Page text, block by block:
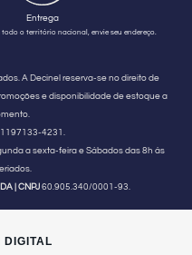
Entrega
todo o território nacional, envie seu endereço.
A Decinel reserva-se no direito de
e disponibilidade de estoque a
4231.
a sexta-feira e Sábados das 8h às
| CNPJ60.905.340/0001-93.
DIGITAL